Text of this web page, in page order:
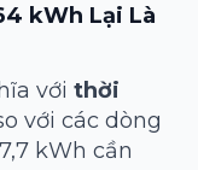
kWh Lại Là
với thời
với các dòng
kWh cần